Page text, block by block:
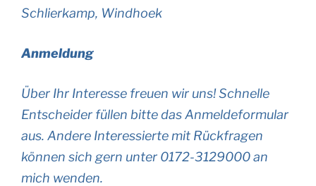
Schlierkamp, Windhoek
Anmeldung
Über Ihr Interesse freuen wir uns! Schnelle
Entscheider füllen bitte das Anmeldeformular
aus. Andere Interessierte mit Rückfragen
können sich gern unter 0172-3129000 an
mich wenden.